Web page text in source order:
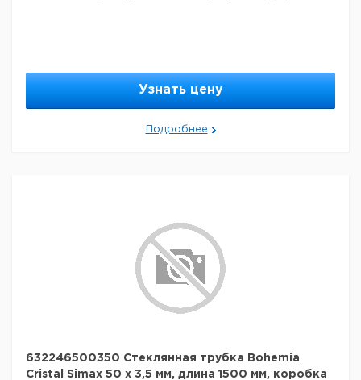
Узнать цену
Подробнее
632246500350 Стеклянная трубка Bohemia
Cristal Simax 50 х 3,5 мм, длина 1500 мм, коробка